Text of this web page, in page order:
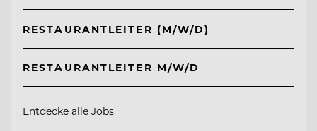
RESTAURANTLEITER (M/W/D)
RESTAURANTLEITER M/W/D
Entdecke alle Jobs